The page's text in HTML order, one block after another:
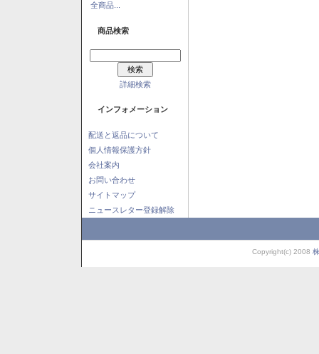
全商品...
商品検索
詳細検索
インフォメーション
配送と返品について
個人情報保護方針
会社案内
お問い合わせ
サイトマップ
ニュースレター登録解除
Copyright(c) 2008